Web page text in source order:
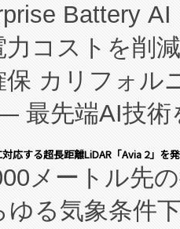
オ医薬品製造
バッチ施設の
イチェーン
が高く、持
用した現地生
費用負担を大
幅に拡大する
Battery
力コストを削
カリフォル
最先端AI技術
ンド：本社
）と、エンタ
は、日本にあ
応する超長距離LiDAR「Avia 2」を
メートル先
ゆる気象条件